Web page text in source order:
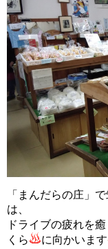
「まんだらの庄」
は、
ドライブの疲れを
くら
に向かいます